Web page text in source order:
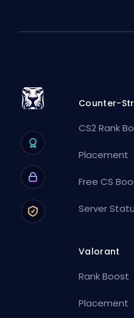
Counter-
CS2 Rank
Placement
Free CS
Server
Valorant
Rank Boost
Placement